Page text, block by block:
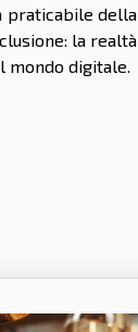
praticabile della
la realtà
mondo digitale.